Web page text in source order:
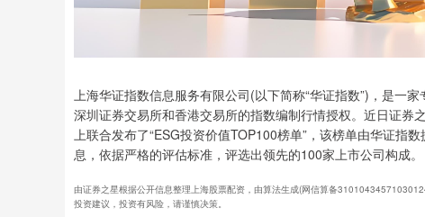
上海华证指数信息服务有限公司(以下简称“华证指数”)，是一
深圳证券交易所和香港交易所的指数编制行情授权。近日证
上联合发布了“ESG投资价值TOP100榜单”，该榜单由华证指
息，依据严格的评估标准，评选出领先的100家上市公司构成。
由证券之星根据公开信息整理上海股票配资，由算法生成(网信算备
投资建议，投资有风险，请谨慎决策。